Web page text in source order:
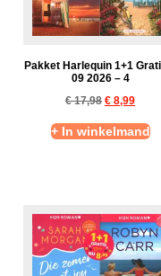
Pakket Harlequin 1+1
09 2026 – 4
€17,98 € 8,99
+ In winkelmand